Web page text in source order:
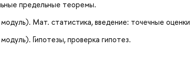
предельные теоремы.
Мат. статистика, введение: точечные
Гипотезы, проверка гипотез.